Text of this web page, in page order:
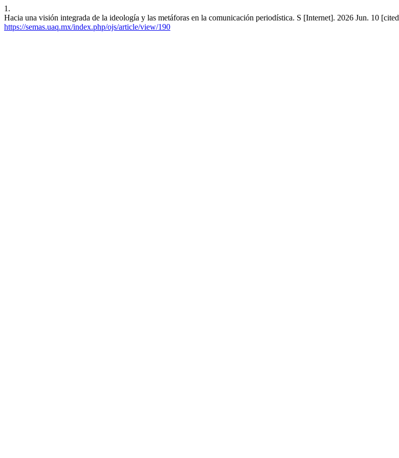
1.
Hacia una visión integrada de la ideología y las metáforas en la comunicación periodística. S [Internet]. 2026 Jun. 10
https://semas.uaq.mx/index.php/ojs/article/view/190